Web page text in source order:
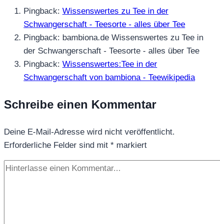
die
Forschung?
Pingback: Wissenswertes zu Tee in der
Schwangerschaft - Teesorte - alles über Tee
Pingback: bambiona.de Wissenswertes zu Tee in
der Schwangerschaft - Teesorte - alles über Tee
Pingback: Wissenswertes:Tee in der
Schwangerschaft von bambiona - Teewikipedia
Schreibe einen Kommentar
Deine E-Mail-Adresse wird nicht veröffentlicht.
Erforderliche Felder sind mit * markiert